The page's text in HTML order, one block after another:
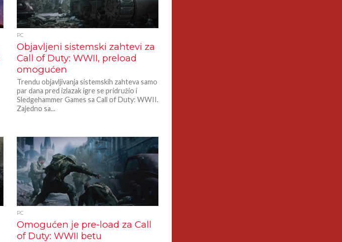
PC
Objavljeni sistemski zahtevi za
Call of Duty: WWII, preload
omogućen
Trendu objavljivanja sistemskih zahteva samo
par dana pred izlazak igre se pridružio i
Sledgehammer Games sa Call of Duty: WWII.
Zajedno sa...
PC
Omogućen je pre-load za Call
of Duty: WWII betu